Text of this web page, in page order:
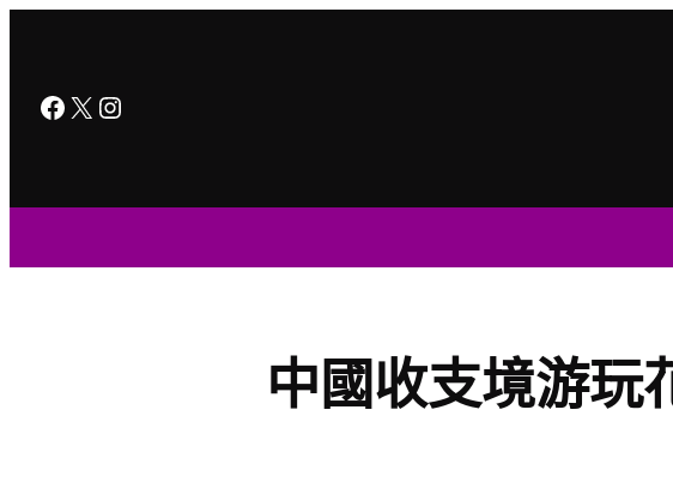
Facebook
X Instagram
中國收支境游玩